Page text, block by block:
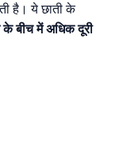
है। ये छाती के
बीच में अधिक दूरी